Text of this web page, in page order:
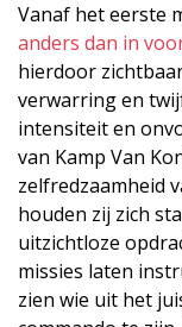
Vanaf het eerste
anders dan in
hierdoor
verwarring en
intensiteit en
van Kamp Van
zelfredzaamheid
houden zij zich
uitzichtloze
missies laten
zien wie uit het